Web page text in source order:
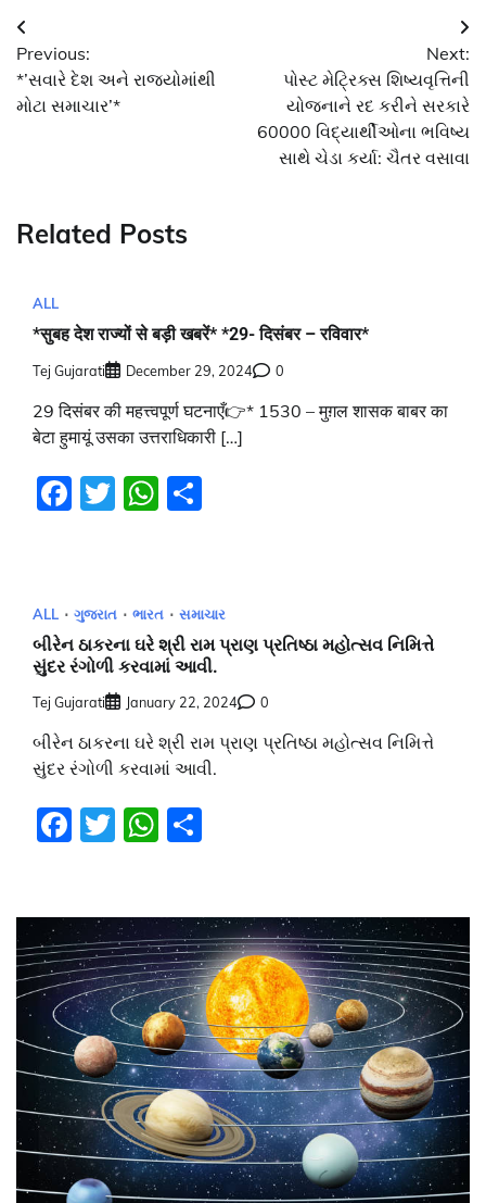
Post
navigation
Previous:
*’સવારે દેશ અને રાજ્યોમાંથી
મોટા સમાચાર’*
Next:
પોસ્ટ મેટ્રિક્સ શિષ્યવૃત્તિની
યોજનાને રદ કરીને સરકારે
60000 વિદ્યાર્થીઓના ભવિષ્ય
સાથે ચેડા કર્યા: ચૈતર વસાવા
Related Posts
ALL
*सुबह देश राज्यों से बड़ी खबरें* *29- दिसंबर – रविवार*
Tej Gujarati December 29, 2024 0
29 दिसंबर की महत्त्वपूर्ण घटनाएँ👉* 1530 – मुग़ल शासक बाबर का
बेटा हुमायूं उसका उत्तराधिकारी […]
Facebook
TwitterWhatsApp
ALL ગુજરાત ભારત સમાચાર
બીરેન ઠાકરના ઘરે શ્રી રામ પ્રાણ પ્રતિષ્ઠા મહોત્સવ નિમિત્તે
સુંદર રંગોળી કરવામાં આવી.
Tej Gujarati January 22, 2024 0
બીરેન ઠાકરના ઘરે શ્રી રામ પ્રાણ પ્રતિષ્ઠા મહોત્સવ નિમિત્તે
સુંદર રંગોળી કરવામાં આવી.
Facebook
TwitterWhatsApp